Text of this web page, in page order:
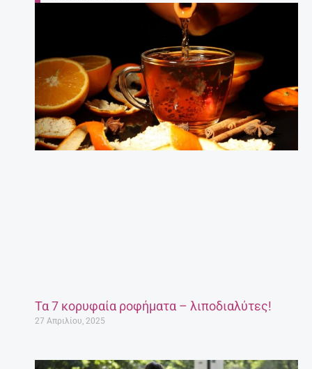
Τα 7 κορυφαία ροφήματα – λιποδιαλύτες!
27 Απριλίου, 2025